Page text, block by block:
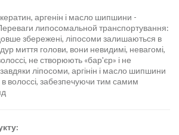
кератин, аргенін і масло шипшини -
липосомальной транспортування:
збережені, ліпосоми залишаються в
миття голови, вони невидимі, невагомі,
не створюють «бар'єр» і не
ліпосоми, аргінін і масло шипшини
волоссі, забезпечуючи тим самим